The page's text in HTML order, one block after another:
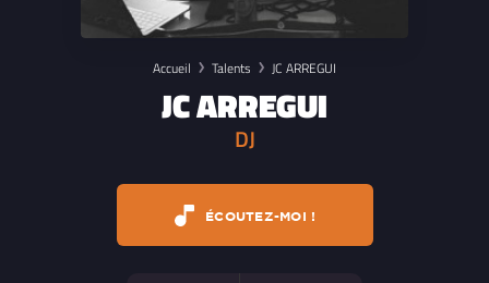
Accueil Talents JC ARREGUI
JC ARREGUI
DJ
ÉCOUTEZ-MOI !